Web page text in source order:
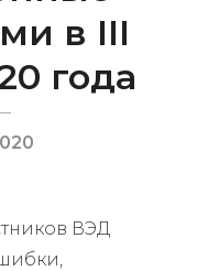
в III
года
ВЭД